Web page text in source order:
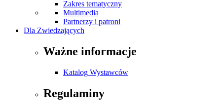
Zakres tematyczny
Multimedia
Partnerzy i patroni
Dla Zwiedzających
Ważne informacje
Katalog Wystawców
Regulaminy